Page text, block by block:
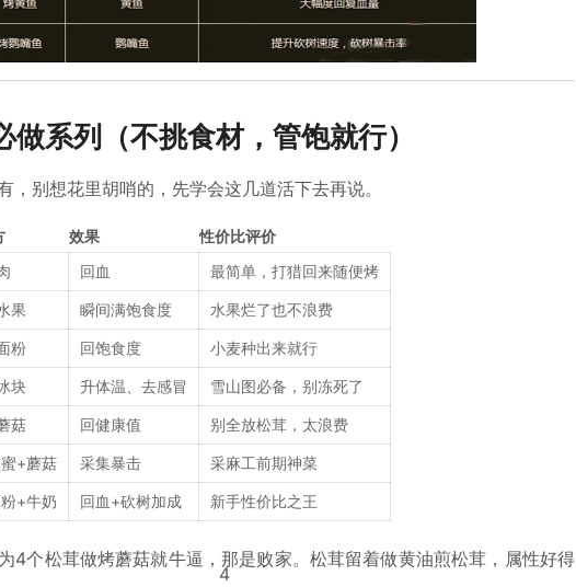
做系列（不挑食材，管饱就行）
，别想花里胡哨的，先学会这几道活下去再说。
效果
性价比评价
回血 最简单，打猎回来随便烤
果 瞬间满饱食度 水果烂了也不浪费
粉 回饱食度 小麦种出来就行
块 升体温、去感冒 雪山图必备，别冻死了
菇 回健康值 别全放松茸，太浪费
+蘑菇 采集暴击 采麻工前期神菜
+牛奶 回血+砍树加成 新手性价比之王
为4个松茸做烤蘑菇就牛逼，那是败家。松茸留着做黄油煎松茸，属性好得
4